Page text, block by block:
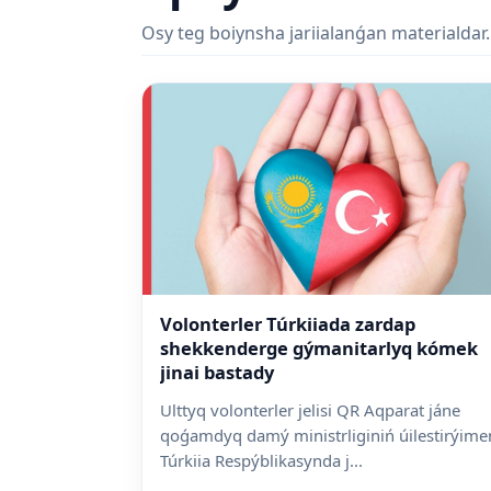
Osy teg boiynsha jariialanǵan materialdar.
Volonterler Túrkiiada zardap
shekkenderge gýmanitarlyq kómek
jinai bastady
Ulttyq volonterler jelisi QR Aqparat jáne
qoǵamdyq damý ministrliginiń
Túrkiia Respýblikasynda j...